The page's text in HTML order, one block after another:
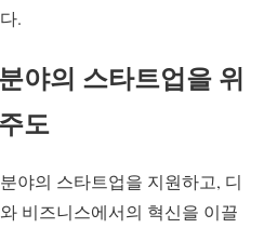
.
야의 스타트업을 위
도
야의 스타트업을 지원하고, 디
비즈니스에서의 혁신을 이끌